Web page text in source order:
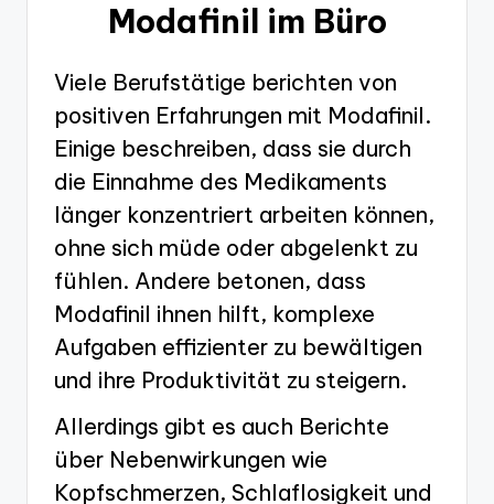
Modafinil im Büro
Viele Berufstätige berichten von
positiven Erfahrungen mit Modafinil.
Einige beschreiben, dass sie durch
die Einnahme des Medikaments
länger konzentriert arbeiten können,
ohne sich müde oder abgelenkt zu
fühlen. Andere betonen, dass
Modafinil ihnen hilft, komplexe
Aufgaben effizienter zu bewältigen
und ihre Produktivität zu steigern.
Allerdings gibt es auch Berichte
über Nebenwirkungen wie
Kopfschmerzen, Schlaflosigkeit und